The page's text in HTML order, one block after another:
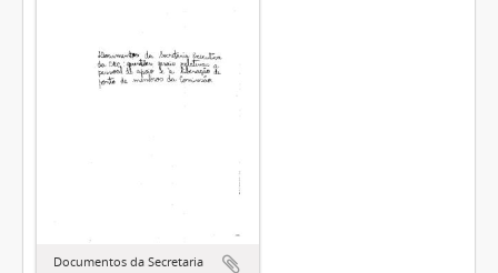
Documentos da Secretaria